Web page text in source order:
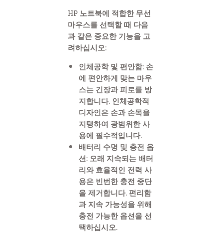
HP 노트북에 적합한 무선
마우스를 선택할 때 다음
과 같은 중요한 기능을 고
려하십시오:
인체공학 및 편안함: 손
에 편안하게 맞는 마우
스는 긴장과 피로를 방
지합니다. 인체공학적
디자인은 손과 손목을
지탱하여 광범위한 사
용에 필수적입니다.
배터리 수명 및 충전 옵
션: 오래 지속되는 배터
리와 효율적인 전력 사
용은 빈번한 충전 중단
을 제거합니다. 편리함
과 지속 가능성을 위해
충전 가능한 옵션을 선
택하십시오.